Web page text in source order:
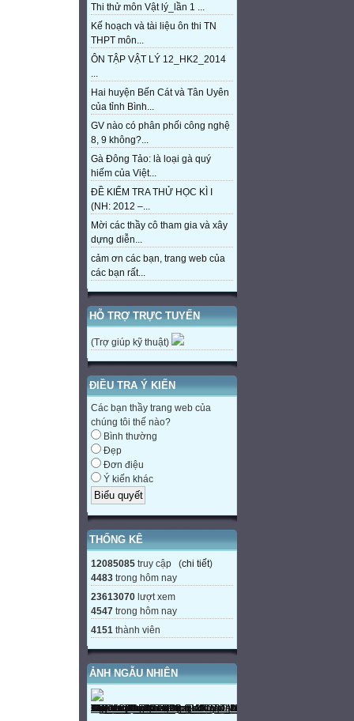
Thi thử môn Vật lý_lần 1 ...
Kế hoạch và tài liệu ôn thi TN
THPT môn...
ÔN TẬP VẬT LÝ 12_HK2_2014
...
Hai huyện Bến Cát và Tân Uyên
của tỉnh Bình...
GV nào có phân phối công nghệ
8, 9 không?...
Gà Đông Tảo: là loại gà quý
hiếm của Việt...
ĐỀ KIỂM TRA THỬ HỌC KÌ I
(NH: 2012 –...
Mời các thầy cô tham gia và xây
dựng diễn...
cảm ơn các bạn, trang web của
các bạn rất...
HỖ TRỢ TRỰC TUYẾN
(Trợ giúp kỹ thuật)
ĐIỀU TRA Ý KIẾN
Các bạn thầy trang web của
chúng tôi thế nào?
Bình thường
Đẹp
Đơn điệu
Ý kiến khác
THỐNG KÊ
12085085 truy cập (chi tiết)
4483 trong hôm nay
23613070 lượt xem
4547 trong hôm nay
4151 thành viên
ẢNH NGẪU NHIÊN